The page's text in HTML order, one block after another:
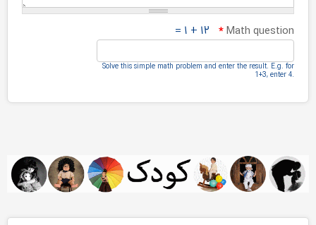
Math question
* ۱۲ + ۱ =
Solve this simple math problem and enter the result.‎ E.g.‎ for
1+3, enter 4.‎